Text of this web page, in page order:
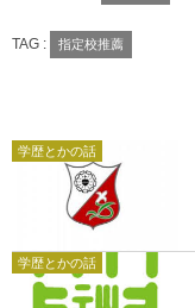
TAG : 指定校推薦
学歴とかの話
学歴とかの話